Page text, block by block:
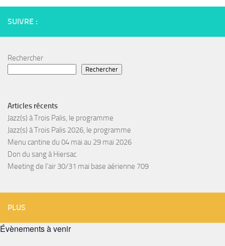
SUIVRE :
Rechercher
Rechercher
Articles récents
Jazz(s) à Trois Palis, le programme
Jazz(s) à Trois Palis 2026, le programme
Menu cantine du 04 mai au 29 mai 2026
Don du sang à Hiersac
Meeting de l’air 30/31 mai base aérienne 709
PLUS
Évènements à venir